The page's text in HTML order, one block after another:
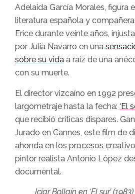
Adelaida García Morales, figura
literatura española y
Erice durante veinte años,
por Julia Navarro en una
sobre su vida a raíz de una
con su muerte.
El director vizcaíno en 1992
largometraje hasta la fecha: ‘El
que recibió críticas dispares.
Jurado en Cannes, este film de
ahonda en los procesos
pintor realista Antonio López
documental.
Icíar Bollaín en ‘El sur’ (1983)